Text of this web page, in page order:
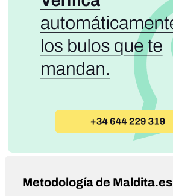
Metodología de Maldita.es